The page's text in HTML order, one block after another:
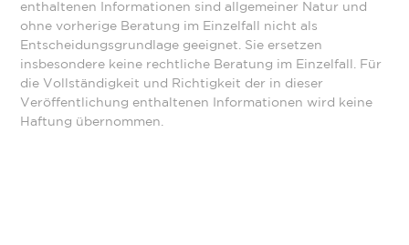
enthaltenen Informationen sind allgemeiner Natur und
ohne vorherige Beratung im Einzelfall nicht als
Entscheidungsgrundlage geeignet. Sie ersetzen
insbesondere keine rechtliche Beratung im Einzelfall. Für
die Vollständigkeit und Richtigkeit der in dieser
Veröffentlichung enthaltenen Informationen wird keine
Haftung übernommen.